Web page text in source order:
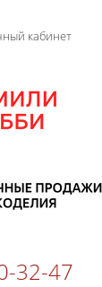
кабинет
32-47